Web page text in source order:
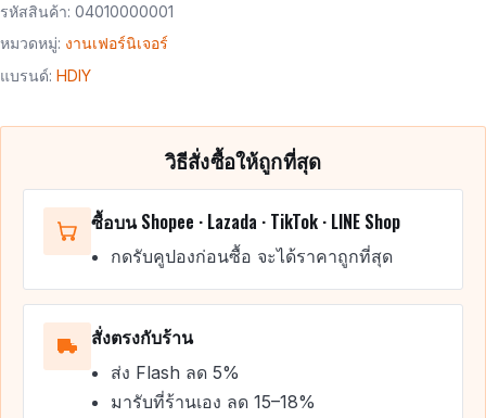
รหัสสินค้า: 04010000001
หมวดหมู่: งานเฟอร์นิเจอร์
แบรนด์: HDIY
วิธีสั่งซื้อให้ถูกที่สุด
ซื้อบน Shopee · Lazada · TikTok · LINE Shop
กดรับคูปองก่อนซื้อ จะได้ราคาถูกที่สุด
สั่งตรงกับร้าน
ส่ง Flash ลด 5%
มารับที่ร้านเอง ลด 15–18%